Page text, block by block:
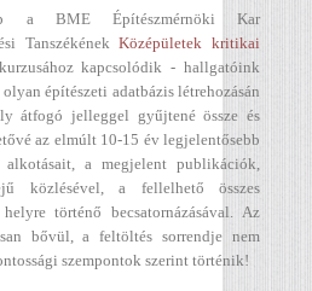
a BME Építészmérnöki Kar
TanszékénekKözépületek kritikai
kapcsolódik - hallgatóink
építészeti adatbázis létrehozásán
átfogó jelleggel gyűjtené össze és
az elmúlt 10-15 év legjelentősebb
alkotásait, a megjelent publikációk,
közlésével, a fellelhető összes
történő becsatornázásával. Az
bővül, a feltöltés sorrendje nem
szempontok szerint történik!